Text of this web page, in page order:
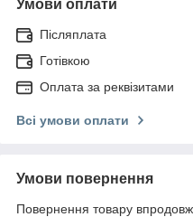
Умови оплати
Післяплата
Готівкою
Оплата за реквізитами
Всі умови оплати
Умови повернення
Повернення товару